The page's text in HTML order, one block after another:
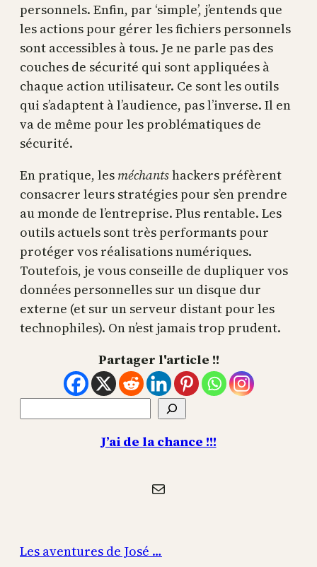
personnels. Enfin, par ‘simple’, j’entends que
les actions pour gérer les fichiers personnels
sont accessibles à tous. Je ne parle pas des
couches de sécurité qui sont appliquées à
chaque action utilisateur. Ce sont les outils
qui s’adaptent à l’audience, pas l’inverse. Il en
va de même pour les problématiques de
sécurité.
En pratique, les méchantshackers préfèrent
consacrer leurs stratégies pour s’en prendre
au monde de l’entreprise. Plus rentable. Les
outils actuels sont très performants pour
protéger vos réalisations numériques.
Toutefois, je vous conseille de dupliquer vos
données personnelles sur un disque dur
externe (et sur un serveur distant pour les
technophiles). On n’est jamais trop prudent.
Partager l'article !!
J’ai de la chance !!!
E-mail
Les aventures de José …